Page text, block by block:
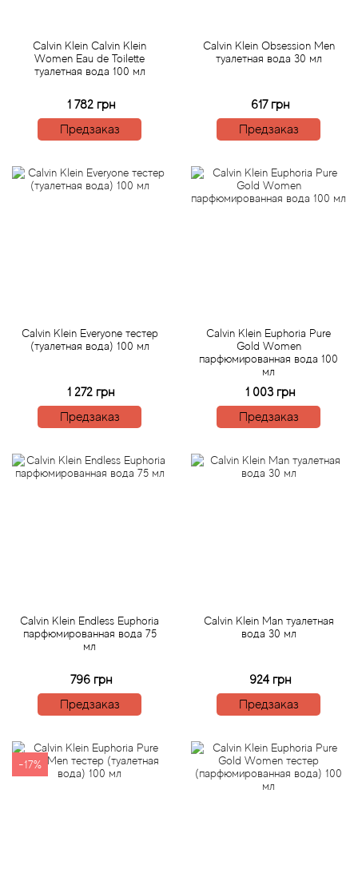
Calvin Klein Calvin Klein
Women Eau de Toilette
туалетная вода 100 мл
1 782 грн
Предзаказ
Calvin Klein Obsession Men
туалетная вода 30 мл
617 грн
Предзаказ
Calvin Klein Everyone тестер
(туалетная вода) 100 мл
1 272 грн
Предзаказ
Calvin Klein Euphoria Pure
Gold Women
парфюмированная вода 100
мл
1 003 грн
Предзаказ
Calvin Klein Endless Euphoria
парфюмированная вода 75
мл
796 грн
Предзаказ
Calvin Klein Man туалетная
вода 30 мл
924 грн
Предзаказ
-17%
Aquolina
Arabiyat
Aramis
ArteOlfatto
Asgharali
Athena's
Atkinsons
Au Pays de la Fleur d’Oranger